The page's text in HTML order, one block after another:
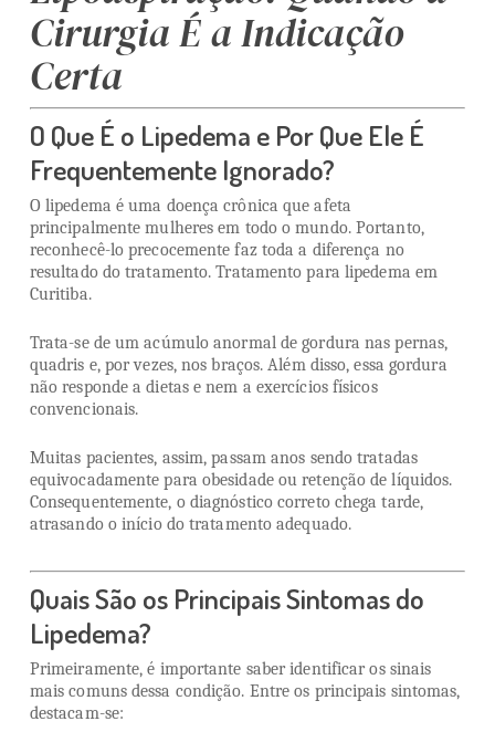
Cirurgia É a Indicação
Certa
O Que É o Lipedema e Por Que Ele É
Frequentemente Ignorado?
O lipedema é uma doença crônica que afeta
principalmente mulheres em todo o mundo. Portanto,
reconhecê-lo precocemente faz toda a diferença no
resultado do tratamento. Tratamento para lipedema em
Curitiba.
Trata-se de um acúmulo anormal de gordura nas pernas,
quadris e, por vezes, nos braços. Além disso, essa gordura
não responde a dietas e nem a exercícios físicos
convencionais.
Muitas pacientes, assim, passam anos sendo tratadas
equivocadamente para obesidade ou retenção de líquidos.
Consequentemente, o diagnóstico correto chega tarde,
atrasando o início do tratamento adequado.
Quais São os Principais Sintomas do
Lipedema?
Primeiramente, é importante saber identificar os sinais
mais comuns dessa condição. Entre os principais sintomas,
destacam-se: